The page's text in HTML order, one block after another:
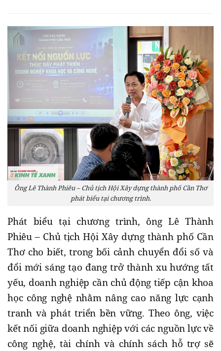
Ông Lê Thành Phiêu – Chủ tịch Hội Xây dựng thành phố Cần Thơ
phát biểu tại chương trình.
Phát biểu tại chương trình, ông Lê Thành
Phiêu – Chủ tịch Hội Xây dựng thành phố Cần
Thơ cho biết, trong bối cảnh chuyển đổi số và
đổi mới sáng tạo đang trở thành xu hướng tất
yếu, doanh nghiệp cần chủ động tiếp cận khoa
học công nghệ nhằm nâng cao năng lực cạnh
tranh và phát triển bền vững. Theo ông, việc
kết nối giữa doanh nghiệp với các nguồn lực về
công nghệ, tài chính và chính sách hỗ trợ sẽ